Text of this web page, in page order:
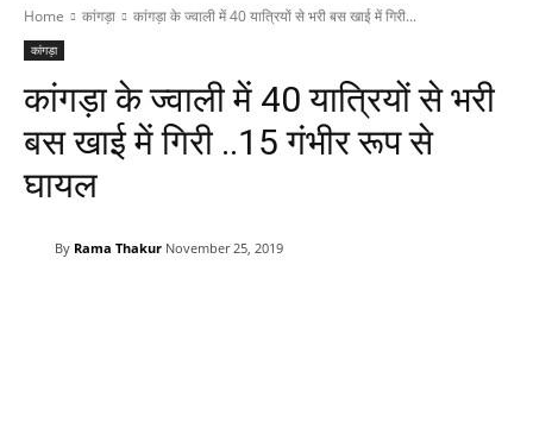
Home कांगड़ा कांगड़ा के ज्वाली में 40 यात्रियों से भरी बस खाई में गिरी...
कांगड़ा
कांगड़ा के ज्वाली में 40 यात्रियों से भरी
बस खाई में गिरी ..15 गंभीर रूप से
घायल
By Rama Thakur November 25, 2019